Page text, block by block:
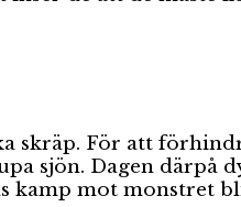
skräp. För att
sjön. Dagen därpå
kamp mot monstret